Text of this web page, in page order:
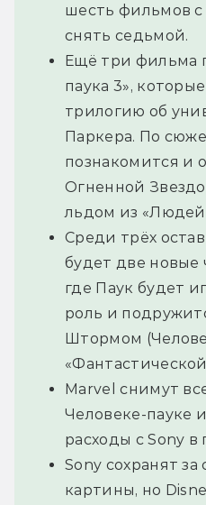
шесть фильмов
снять седьмой.
Ещё три фильма
паука 3»,
трилогию об
Паркера. По
познакомится и
Огненной
льдом из «Людей
Среди трёх
будет две новые
где Паук будет
роль и
Штормом
Marvel снимут
Человеке-пауке
расходы с Sony
Sony сохранят
картины, но